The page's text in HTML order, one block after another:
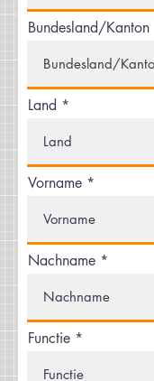
Bundesland/Kanton
Land
Vorname
Nachname
Functie